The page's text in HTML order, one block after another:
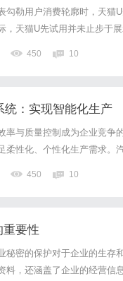
勾勒用户消费轮廓时，天猫
，天猫U先试用并未止步于
用人生」的年度总结H5，开
播，更被行业视为将营销活
450 10
统：实现智能化生产
率与质量控制成为企业竞争
柔性化、个性化生产需求。
的关键桥梁，通过实时数据
化转型。这一系统的应用不
450 10
重要性
秘密的保护对于企业的生存
料，还涵盖了企业的经营信